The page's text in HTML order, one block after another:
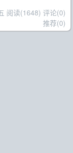
阅读(1648) 评论(0)
推荐(0)